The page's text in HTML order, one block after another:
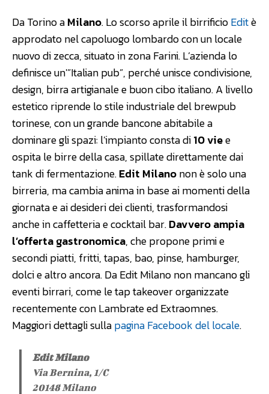
Da Torino aMilano. Lo scorso aprile il birrificioEditè
approdato nel capoluogo lombardo con un locale
nuovo di zecca, situato in zona Farini. L’azienda lo
definisce un'”Italian pub”, perché unisce condivisione,
design, birra artigianale e buon cibo italiano. A livello
estetico riprende lo stile industriale del brewpub
torinese, con un grande bancone abitabile a
dominare gli spazi: l’impianto consta di10 viee
ospita le birre della casa, spillate direttamente dai
tank di fermentazione.Edit Milanonon è solo una
birreria, ma cambia anima in base ai momenti della
giornata e ai desideri dei clienti, trasformandosi
anche in caffetteria e cocktail bar.Davvero ampia
l’offerta gastronomica, che propone primi e
secondi piatti, fritti, tapas, bao, pinse, hamburger,
dolci e altro ancora. Da Edit Milano non mancano gli
eventi birrari, come le tap takeover organizzate
recentemente con Lambrate ed Extraomnes.
Maggiori dettagli sullapagina Facebook del locale.
Edit Milano
Via Bernina, 1/C
20148 Milano